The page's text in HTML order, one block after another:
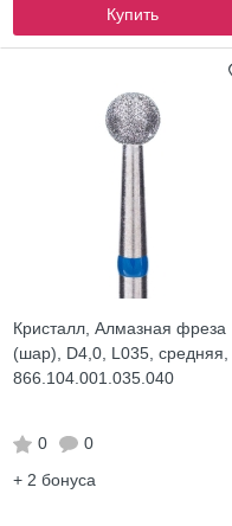
Купить
Кристалл, Алмазная фреза
(шар), D4,0, L035, средняя,
866.104.001.035.040
0
0
+ 2 бонуса